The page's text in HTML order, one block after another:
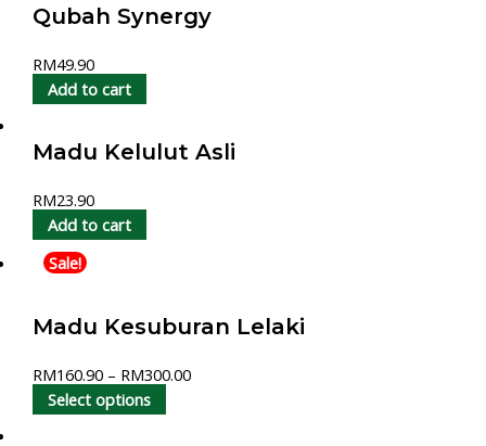
Qubah Synergy
RM49.90
Add to cart
Madu Kelulut Asli
RM23.90
Add to cart
Sale!
Madu Kesuburan Lelaki
RM160.90 – RM300.00
Select options